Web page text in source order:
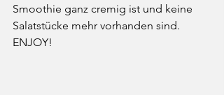
Smoothie ganz cremig ist und keine
Salatstücke mehr vorhanden sind.
ENJOY!